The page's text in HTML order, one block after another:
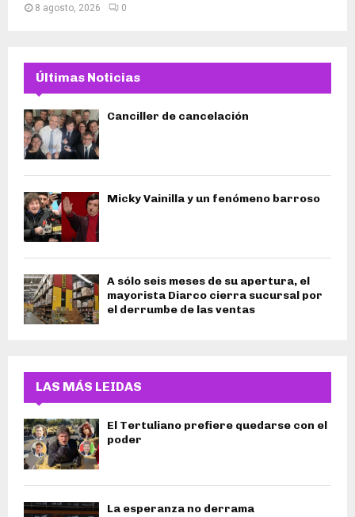
8 agosto, 2026 0
Últimas Noticias
Canciller de cancelación
Micky Vainilla y un fenómeno barroso
A sólo seis meses de su apertura, el
mayorista Diarco cierra sucursal por
el derrumbe de las ventas
LAS MÁS LEIDAS
El Tertuliano prefiere quedarse con el
poder
La esperanza no derrama